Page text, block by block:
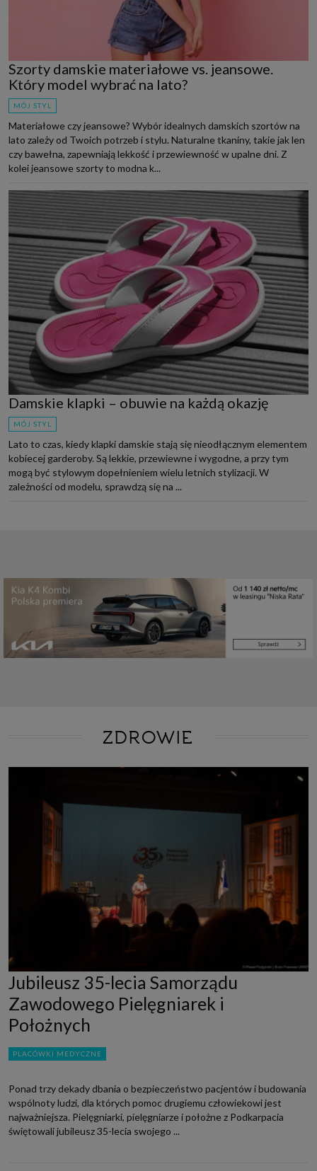
Szorty damskie materiałowe vs. jeansowe.
Który model wybrać na lato?
MÓJ STYL
Materiałowe czy jeansowe? Wybór idealnych damskich szortów na
lato zależy od Twoich potrzeb i stylu. Naturalne tkaniny, takie jak len
czy bawełna, zapewniają lekkość i przewiewność w upalne dni. Z
kolei jeansowe szorty to modna k...
Damskie klapki – obuwie na każdą okazję
MÓJ STYL
Lato to czas, kiedy klapki damskie stają się nieodłącznym elementem
kobiecej garderoby. Są lekkie, przewiewne i wygodne, a przy tym
mogą być stylowym dopełnieniem wielu letnich stylizacji. W
zależności od modelu, sprawdzą się na ...
ZDROWIE
Jubileusz 35-lecia Samorządu
Zawodowego Pielęgniarek i
Położnych
PLACÓWKI MEDYCZNE
Ponad trzy dekady dbania o bezpieczeństwo pacjentów i budowania
wspólnoty ludzi, dla których pomoc drugiemu człowiekowi jest
najważniejsza. Pielęgniarki, pielęgniarze i położne z Podkarpacia
świętowali jubileusz 35-lecia swojego ...